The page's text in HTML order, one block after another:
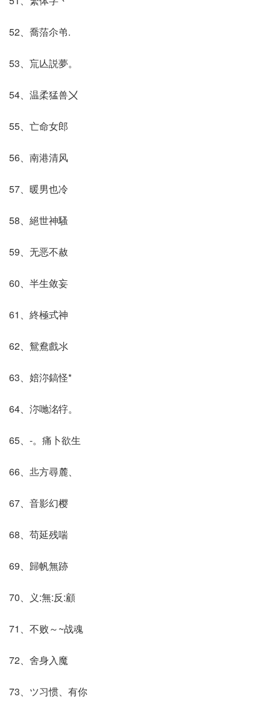
52、喬菭尒弚.
53、巟亾説夢。
54、温柔猛兽〤
55、亡命女郎
56、南港清风
57、暖男也冷
58、絕世神騷
59、无恶不赦
60、半生敛妄
61、終極式神
62、鴛鴦戲氺
63、婄沵鎬怪*
64、沵哋洺牸。
65、-。痛卜欲生
66、丠方尋麓、
67、音影幻樱
68、苟延残喘
69、歸帆無跡
70、义:無:反:顧
71、不败～~战魂
72、舍身入魔
73、ツ习惯、有你